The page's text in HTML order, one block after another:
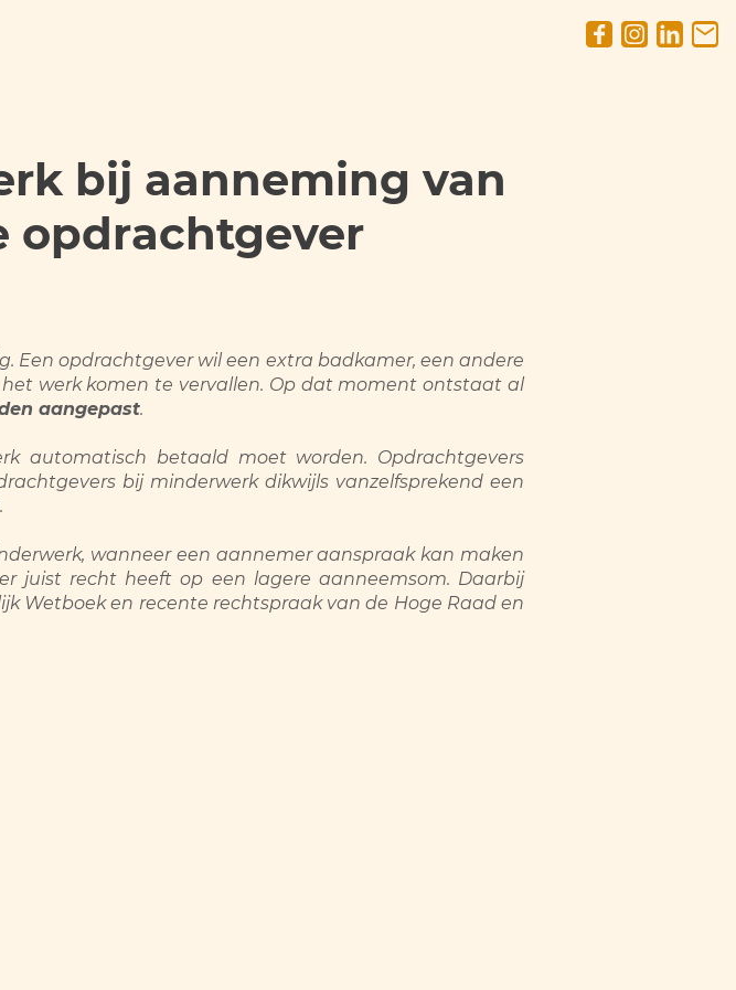
bij aanneming van
opdrachtgever
Een opdrachtgever wil een extra badkamer, een andere
werk komen te vervallen. Op dat moment ontstaat al
aangepast.
automatisch betaald moet worden. Opdrachtgevers
bij minderwerk dikwijls vanzelfsprekend een
wanneer een aannemer aanspraak kan maken
juist recht heeft op een lagere aanneemsom. Daarbij
Wetboek en recente rechtspraak van de Hoge Raad en